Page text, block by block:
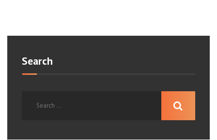
Search